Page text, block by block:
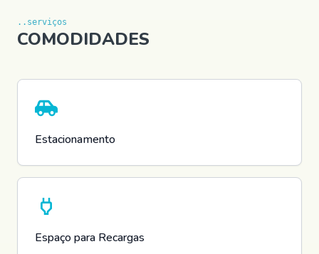
..serviços
COMODIDADES
Estacionamento
Espaço para Recargas